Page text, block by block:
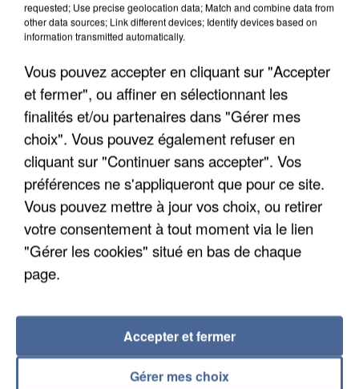
DE FAUNE SAUVAGE SONT...
L’UN DES FONDATEURS SUPPOSÉS DE LA DZ
requested; Use precise geolocation data; Match and combine data from
other data sources; Link different devices; Identify devices based on
information transmitted automatically.
Vous pouvez accepter en cliquant sur "Accepter
et fermer", ou affiner en sélectionnant les
finalités et/ou partenaires dans "Gérer mes
choix". Vous pouvez également refuser en
cliquant sur "Continuer sans accepter". Vos
préférences ne s'appliqueront que pour ce site.
Vous pouvez mettre à jour vos choix, ou retirer
votre consentement à tout moment via le lien
"Gérer les cookies" situé en bas de chaque
page.
Gérer mes choix
Accepter et fermer